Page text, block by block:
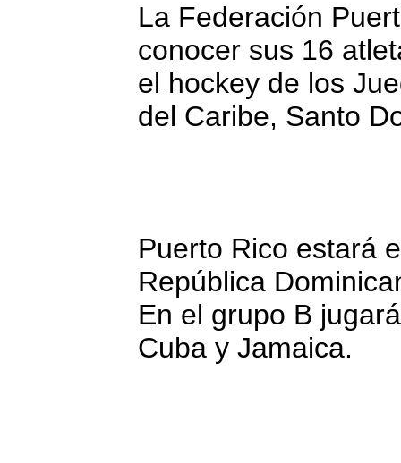
La Federación
conocer sus 16
el hockey de los
del Caribe, Santo
Puerto Rico estará
República
En el grupo B
Cuba y Jamaica.